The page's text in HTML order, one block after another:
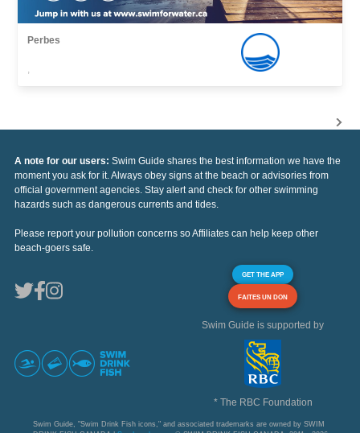
Perbes
,
A note for our users: Swim Guide shares the best information we have the
moment you ask for it. Always obey signs at the beach or advisories from
official government agencies. Stay alert and check for other swimming
hazards such as dangerous currents and tides.
Please report your pollution concerns so Affiliates can help keep other
beach-goers safe.
GET THE APP
FAITES UN DON
Swim Guide is supported by
* The RBC Foundation
Swim Guide, "Swim Drink Fish icons," and associated trademarks are owned by SWIM